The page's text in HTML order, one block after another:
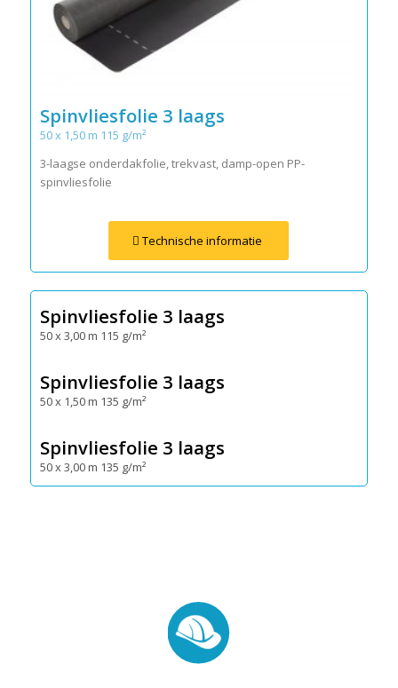
Spinvliesfolie 3 laags
50 x 1,50 m 115 g/m²
3-laagse onderdakfolie, trekvast, damp-open PP-
spinvliesfolie
Technische informatie
Spinvliesfolie 3 laags
50 x 3,00 m 115 g/m²
Spinvliesfolie 3 laags
50 x 1,50 m 135 g/m²
Spinvliesfolie 3 laags
50 x 3,00 m 135 g/m²